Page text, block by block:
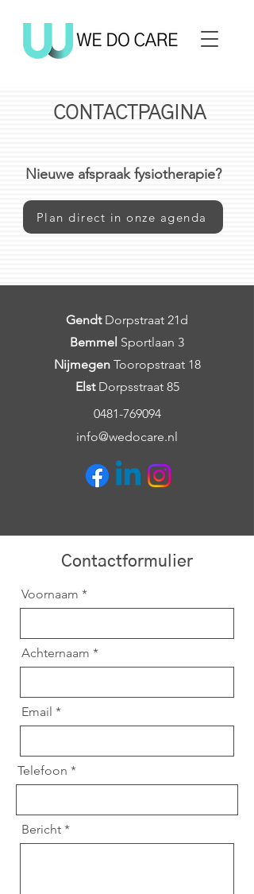
CONTACTPAGINA
Nieuwe afspraak fysiotherapie?
Plan direct in onze agenda
GendtDorpstraat 21d
Bemmel Sportlaan 3
NijmegenTooropstraat 18
ElstDorpsstraat 85
0481-769094
info@wedocare.nl
Contactformulier
Voornaam
Achternaam
Email
Telefoon
Bericht